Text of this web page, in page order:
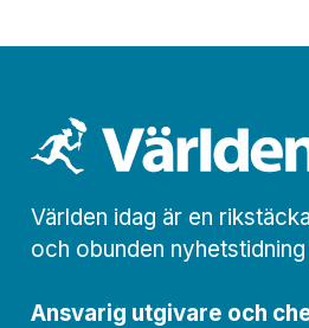
Världen idag är en
och obunden
Ansvarig utgivare och